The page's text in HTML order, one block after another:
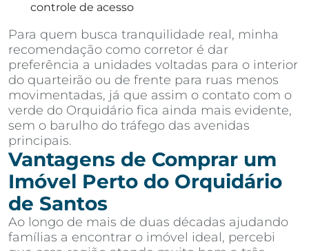
controle de acesso
Para quem busca tranquilidade real, minha
recomendação como corretor é dar
preferência a unidades voltadas para o interior
do quarteirão ou de frente para ruas menos
movimentadas, já que assim o contato com o
verde do Orquidário fica ainda mais evidente,
sem o barulho do tráfego das avenidas
principais.
Vantagens de Comprar um
Imóvel Perto do Orquidário
de Santos
Ao longo de mais de duas décadas ajudando
famílias a encontrar o imóvel ideal, percebi